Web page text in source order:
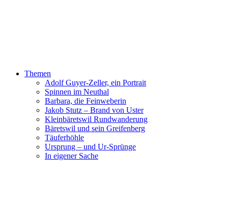
Themen
Adolf Guyer-Zeller, ein Portrait
Spinnen im Neuthal
Barbara, die Feinweberin
Jakob Stutz – Brand von Uster
Kleinbäretswil Rundwanderung
Bäretswil und sein Greifenberg
Täuferhöhle
Ursprung – und Ur-Sprünge
In eigener Sache